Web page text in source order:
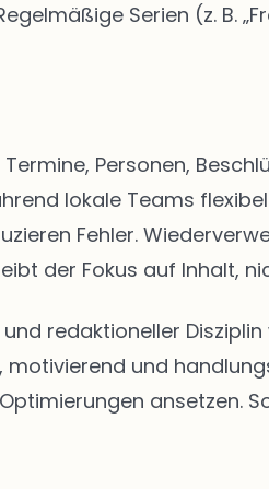
Serien (z. B.
Personen,
lokale Teams
Fehler.
der Fokus auf Inhalt,
redaktioneller
und
ansetzen.